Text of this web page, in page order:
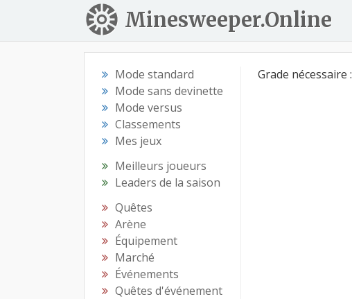
Minesweeper.Online
Mode standard
Mode sans devinette
Mode versus
Classements
Mes jeux
Meilleurs joueurs
Leaders de la saison
Quêtes
Arène
Équipement
Marché
Événements
Quêtes d'événement
Grade nécessaire :